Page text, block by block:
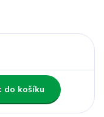
do košíku